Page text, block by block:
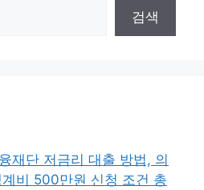
검색
재단 저금리 대출 방법, 의
계비 500만원 신청 조건 총